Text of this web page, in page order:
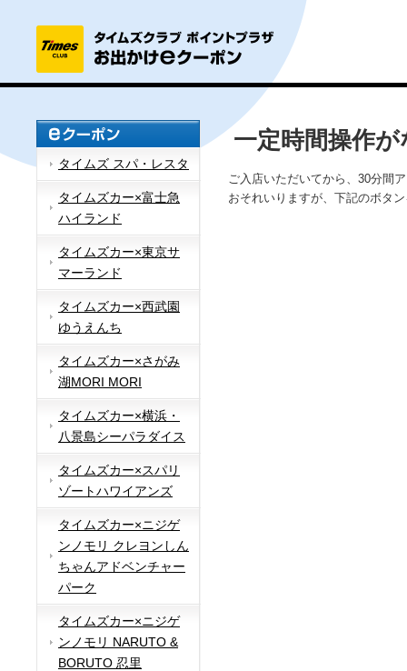
タイムズ スパ・レスタ
タイムズカー×富士急
ハイランド
タイムズカー×東京サ
マーランド
タイムズカー×西武園
ゆうえんち
タイムズカー×さがみ
湖MORI MORI
タイムズカー×横浜・
八景島シーパラダイス
タイムズカー×スパリ
ゾートハワイアンズ
タイムズカー×ニジゲ
ンノモリ クレヨンしん
ちゃんアドベンチャー
パーク
タイムズカー×ニジゲ
ンノモリ NARUTO &
BORUTO 忍里
一定時間操作
ご入店いただいてから、30分間
おそれいりますが、下記のボタ